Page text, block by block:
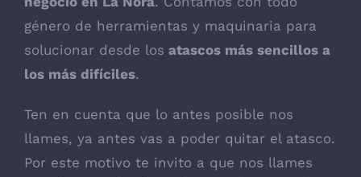
género de herramientas y maquinaria para
solucionar desde los atascos más sencillos a
los más difíciles.
Ten en cuenta que lo antes posible nos
llames, ya antes vas a poder quitar el atasco.
Por este motivo te invito a que nos llames